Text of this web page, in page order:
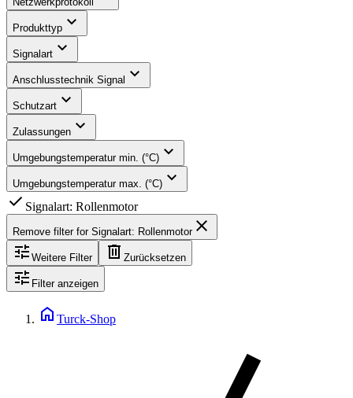
Produkttyp expand_more
Signalart expand_more
Anschlusstechnik Signal expand_more
Schutzart expand_more
Zulassungen expand_more
Umgebungstemperatur min. (°C) expand_more
Umgebungstemperatur max. (°C) expand_more
check Signalart: Rollenmotor
Remove filter for Signalart: Rollenmotorclose
tune Weitere Filter delete Zurücksetzen
tune Filter anzeigen
home Turck-Shop